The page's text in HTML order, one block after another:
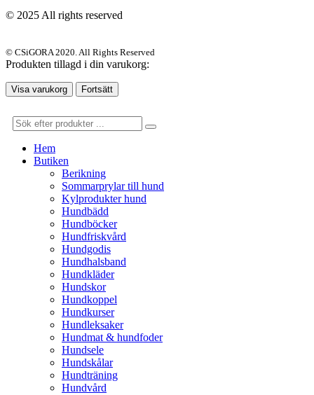
© 2025 All rights reserved
© CSiGORA 2020. All Rights Reserved
Produkten tillagd i din varukorg:
Visa varukorg Fortsätt
Hem
Butiken
Berikning
Sommarprylar till hund
Kylprodukter hund
Hundbädd
Hundböcker
Hundfriskvård
Hundgodis
Hundhalsband
Hundkläder
Hundskor
Hundkoppel
Hundkurser
Hundleksaker
Hundmat & hundfoder
Hundsele
Hundskålar
Hundträning
Hundvård